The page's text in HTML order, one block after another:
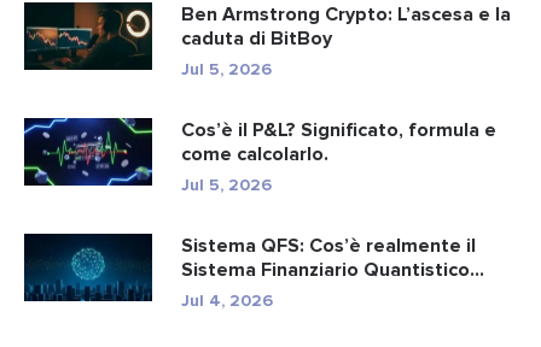
Ben Armstrong Crypto: L’ascesa e la
caduta di BitBoy
Jul 5, 2026
Cos’è il P&L? Significato, formula e
come calcolarlo.
Jul 5, 2026
Sistema QFS: Cos’è realmente il
Sistema Finanziario Quantistico...
Jul 4, 2026